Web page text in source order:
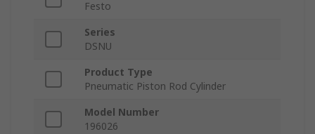
Festo
Series
DSNU
Product Type
Pneumatic Piston Rod Cylinder
Model Number
196026